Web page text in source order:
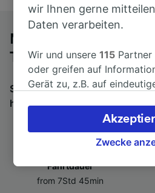
Mit dem Fernbus von
Turin
Suchen Sie nach einem
hier entlang:Fernbusse von
Fahrtdauer
from 7Std 45min
wir Ihnen gerne
Daten verarbeiten.
Wir und unsere115
oder greifen auf
Gerät zu, z.B. auf
verarbeiten. Sie können
akzeptieren oder
Ihres Widerspruchsrechts
besuchen Sie jederzeit die
Datenschutzrichtlinie.
Zwecke